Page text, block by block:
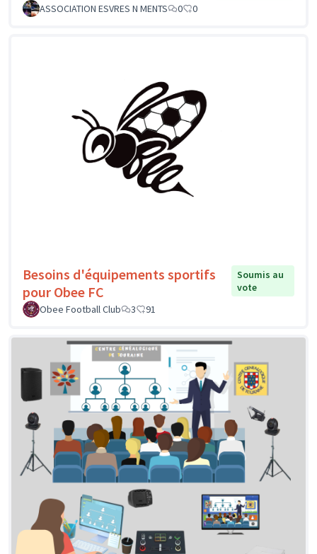
ASSOCIATION ESVRES N MENTS
0 0
Besoins d'équipements sportifs
pour Obee FC
Soumis au
vote
Obee Football Club
3 91